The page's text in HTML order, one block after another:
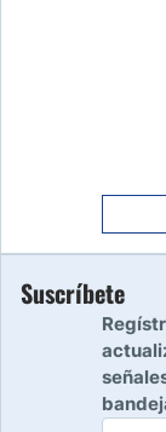
10
Suscríbete